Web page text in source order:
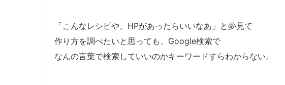
「こんなレシピや、HPがあったらいいなあ」と夢見て
作り方を調べたいと思っても、Google検索で
なんの言葉で検索していいのかキーワードすらわからない。